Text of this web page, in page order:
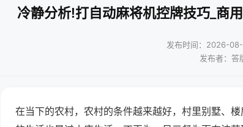
冷静分析!打自动麻将机控牌技巧_商
发布时间：2026-
发布者：答
在当下的农村，农村的条件越来越好，村里别墅、